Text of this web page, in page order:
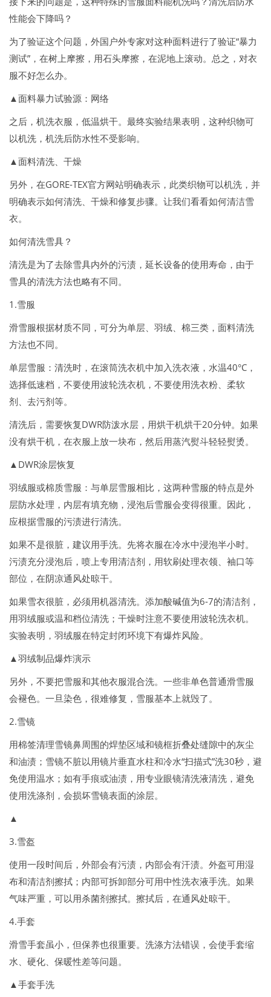
性能会下降吗？
为了验证这个问题，外国户外专家对这种面料进行了验证“暴力
测试”，在树上摩擦，用石头摩擦，在泥地上滚动。总之，对衣
服不好怎么办。
▲面料暴力试验源：网络
之后，机洗衣服，低温烘干。最终实验结果表明，这种织物可
以机洗，机洗后防水性不受影响。
▲面料清洗、干燥
另外，在GORE-TEX官方网站明确表示，此类织物可以机洗，并
明确表示如何清洗、干燥和修复步骤。让我们看看如何清洁雪
衣。
如何清洗雪具？
清洗是为了去除雪具内外的污渍，延长设备的使用寿命，由于
雪具的清洗方法也略有不同。
1.雪服
滑雪服根据材质不同，可分为单层、羽绒、棉三类，面料清洗
方法也不同。
单层雪服：清洗时，在滚筒洗衣机中加入洗衣液，水温40°C，
选择低速档，不要使用波轮洗衣机，不要使用洗衣粉、柔软
剂、去污剂等。
清洗后，需要恢复DWR防泼水层，用烘干机烘干20分钟。如果
没有烘干机，在衣服上放一块布，然后用蒸汽熨斗轻轻熨烫。
▲DWR涂层恢复
羽绒服或棉质雪服：与单层雪服相比，这两种雪服的特点是外
层防水处理，内层有填充物，浸泡后雪服会变得很重。因此，
应根据雪服的污渍进行清洗。
如果不是很脏，建议用手洗。先将衣服在冷水中浸泡半小时。
污渍充分浸泡后，喷上专用清洁剂，用软刷处理衣领、袖口等
部位，在阴凉通风处晾干。
如果雪衣很脏，必须用机器清洗。添加酸碱值为6-7的清洁剂，
用羽绒服或温和档位清洗；干燥时注意不要使用波轮洗衣机。
实验表明，羽绒服在特定封闭环境下有爆炸风险。
▲羽绒制品爆炸演示
另外，不要把雪服和其他衣服混合洗。一些非单色普通滑雪服
会褪色。一旦染色，很难修复，雪服基本上就毁了。
2.雪镜
用棉签清理雪镜鼻周围的焊垫区域和镜框折叠处缝隙中的灰尘
和油渍；雪镜不脏以用镜片垂直水柱和冷水“扫描式”洗30秒，避
免使用温水；如有手痕或油渍，用专业眼镜清洗液清洗，避免
使用洗涤剂，会损坏雪镜表面的涂层。
▲
3.雪盔
使用一段时间后，外部会有污渍，内部会有汗渍。外盔可用湿
布和清洁剂擦拭；内部可拆卸部分可用中性洗衣液手洗。如果
气味严重，可以用杀菌剂擦拭。擦拭后，在通风处晾干。
4.手套
滑雪手套虽小，但保养也很重要。洗涤方法错误，会使手套缩
水、硬化、保暖性差等问题。
▲手套手洗